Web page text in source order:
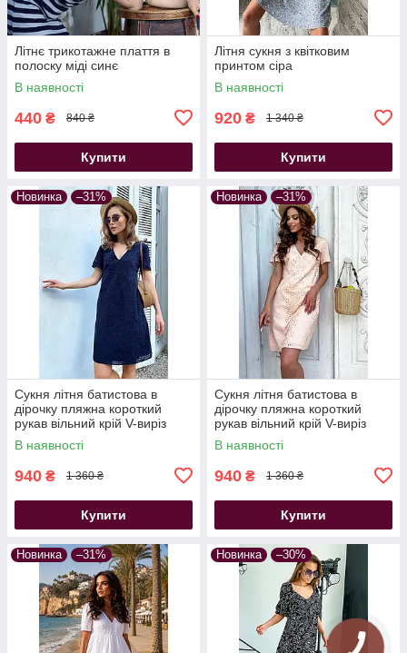
Літнє трикотажне плаття в
полоску міді синє
В наявності
440 ₴ 840 ₴
Купити
Літня сукня з квітковим
принтом сіра
В наявності
920 ₴ 1 340 ₴
Купити
Новинка –31%
Сукня літня батистова в
дірочку пляжна короткий
рукав вільний крій V-виріз
синя
В наявності
940 ₴ 1 360 ₴
Купити
Новинка –31%
Сукня літня батистова в
дірочку пляжна короткий
рукав вільний крій V-виріз
персикова
В наявності
940 ₴ 1 360 ₴
Купити
Новинка –31% Новинка –30%